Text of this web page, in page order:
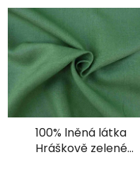
100% lněná látka
Hráškově zelené